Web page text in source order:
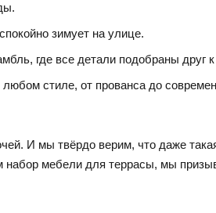
зимует на улице.
где все детали подобраны друг к
стиле, от прованса до
И мы твёрдо верим, что даже
мебели для террасы, мы